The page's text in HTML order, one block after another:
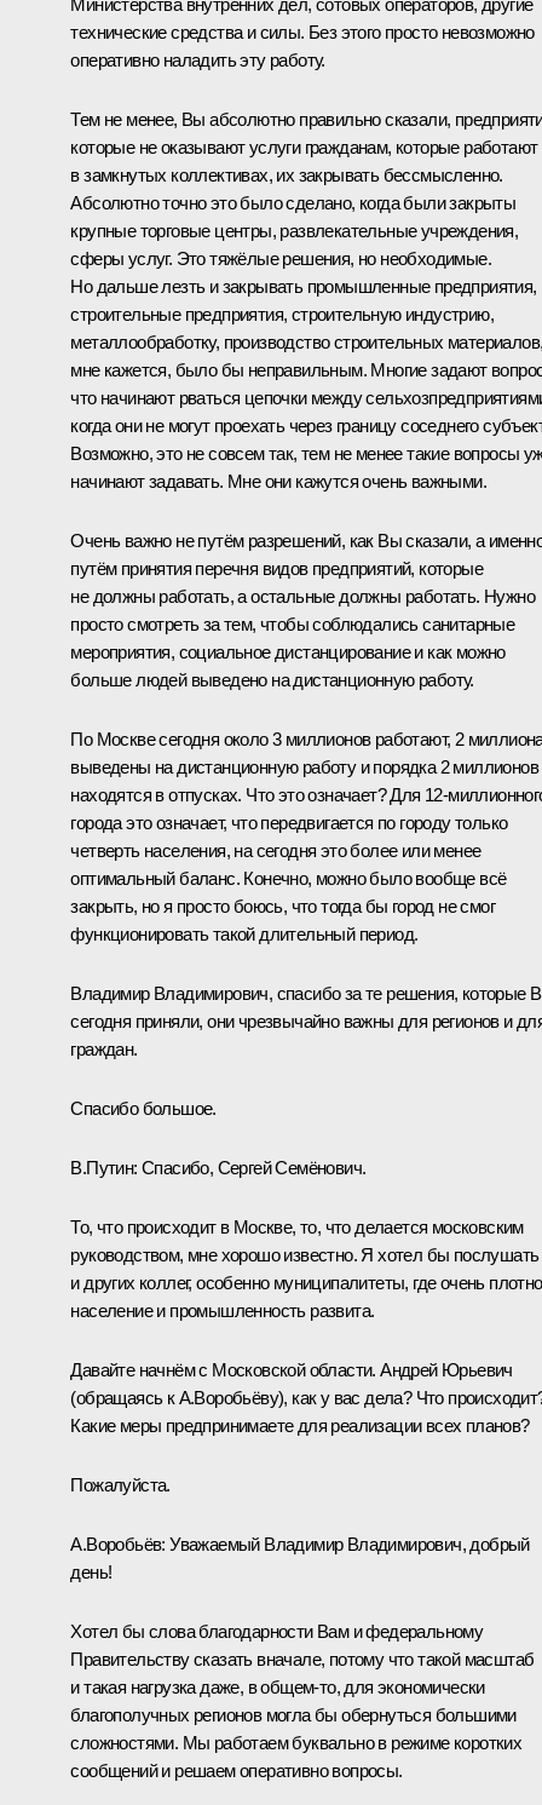
технические средства и силы. Без этого просто невозможно
оперативно наладить эту работу.
Тем не менее, Вы абсолютно правильно сказали,
которые не оказывают услуги гражданам, которые работают
в замкнутых коллективах, их закрывать бессмысленно.
Абсолютно точно это было сделано, когда были закрыты
крупные торговые центры, развлекательные учреждения,
сферы услуг. Это тяжёлые решения, но необходимые.
Но дальше лезть и закрывать промышленные предприятия,
строительные предприятия, строительную индустрию,
металлообработку, производство строительных
мне кажется, было бы неправильным. Многие задают
что начинают рваться цепочки между
когда они не могут проехать через границу соседнего
Возможно, это не совсем так, тем не менее такие вопросы
начинают задавать. Мне они кажутся очень важными.
Очень важно не путём разрешений, как Вы сказали, а
путём принятия перечня видов предприятий, которые
не должны работать, а остальные должны работать. Нужно
просто смотреть за тем, чтобы соблюдались санитарные
мероприятия, социальное дистанцирование и как можно
больше людей выведено на дистанционную работу.
По Москве сегодня около 3 миллионов работают, 2
выведены на дистанционную работу и порядка 2 миллионов
находятся в отпусках. Что это означает? Для 12-
города это означает, что передвигается по городу только
четверть населения, на сегодня это более или менее
оптимальный баланс. Конечно, можно было вообще всё
закрыть, но я просто боюсь, что тогда бы город не смог
функционировать такой длительный период.
Владимир Владимирович, спасибо за те решения, которые
сегодня приняли, они чрезвычайно важны для регионов и
граждан.
Спасибо большое.
В.Путин: Спасибо, Сергей Семёнович.
То, что происходит в Москве, то, что делается московским
руководством, мне хорошо известно. Я хотел бы послушать
и других коллег, особенно муниципалитеты, где очень
население и промышленность развита.
Давайте начнём с Московской области. Андрей Юрьевич
(обращаясь к А.Воробьёву), как у вас дела? Что
Какие меры предпринимаете для реализации всех планов?
Пожалуйста.
А.Воробьёв: Уважаемый Владимир Владимирович, добрый
день!
Хотел бы слова благодарности Вам и федеральному
Правительству сказать вначале, потому что такой масштаб
и такая нагрузка даже, в общем-то, для экономически
благополучных регионов могла бы обернуться большими
сложностями. Мы работаем буквально в режиме коротких
сообщений и решаем оперативно вопросы.